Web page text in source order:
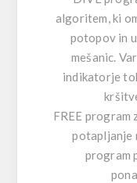
algoritem, ki
potopov in
mešanic.
indikatorje
FREE program
potapljanje
program